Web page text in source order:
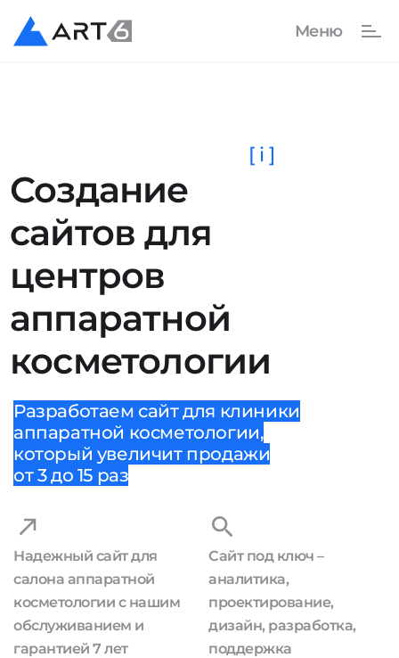
Создание
сайтов для
центров
аппаратной
косметологии
[ i ]
Разработаем сайт для клиники
аппаратной косметологии,
который увеличит продажи
от 3 до 15 раз
Надежный сайт для
салона аппаратной
косметологии с нашим
обслуживанием и
гарантией 7 лет
Сайт под ключ –
аналитика,
проектирование,
дизайн, разработка,
поддержка